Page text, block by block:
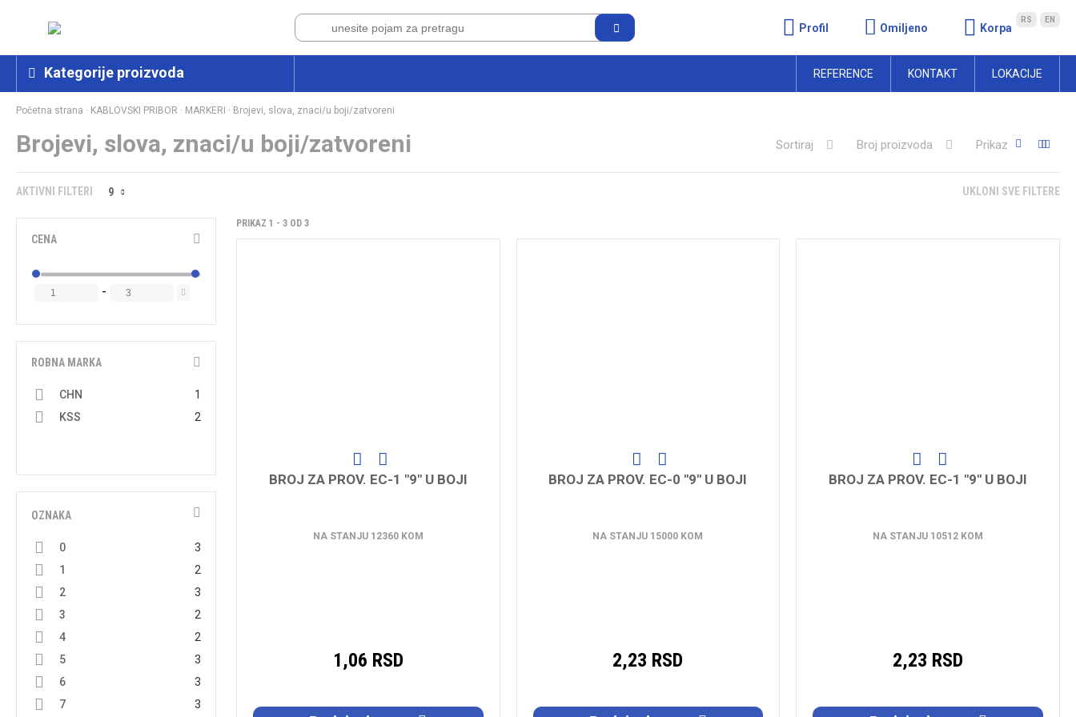
Profil Omiljeno Korpa
RS EN
Kategorije proizvoda REFERENCE KONTAKT LOKACIJE
Početna strana · KABLOVSKI PRIBOR · MARKERI · Brojevi, slova, znaci/u boji/zatvoreni
Brojevi, slova, znaci/u boji/zatvoreni Sortiraj Broj proizvoda Prikaz
AKTIVNI FILTERI 9 UKLONI SVE FILTERE
CENA
-
ROBNA MARKA
CHN
1
KSS
2
OZNAKA
0
3
1
2
2
3
3
2
4
2
5
3
6
3
7
3
PRIKAZ 1 - 3 OD 3
BROJ ZA PROV. EC-1 "9" U BOJI
NA STANJU 12360 KOM
1,06 RSD
BROJ ZA PROV. EC-0 "9" U BOJI
NA STANJU 15000 KOM
2,23 RSD
BROJ ZA PROV. EC-1 "9" U BOJI
NA STANJU 10512 KOM
2,23 RSD